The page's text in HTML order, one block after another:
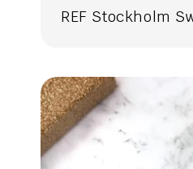
REF Stockholm